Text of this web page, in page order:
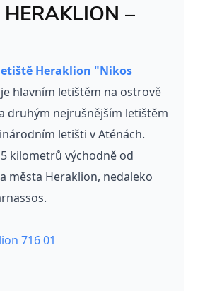
HERAKLION –
Heraklion "Nikos
je hlavním letištěm na ostrově
druhým nejrušnějším letištěm
letišti v Aténách.
kilometrů východně od
města Heraklion, nedaleko
716 01